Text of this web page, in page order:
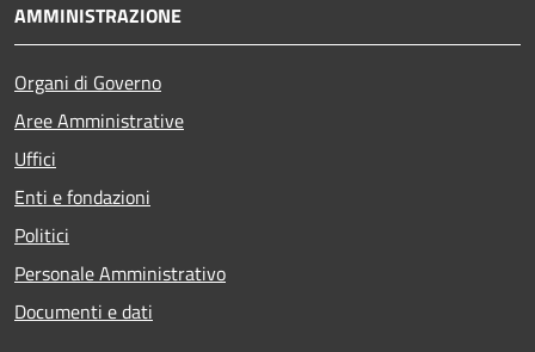
AMMINISTRAZIONE
Organi di Governo
Aree Amministrative
Uffici
Enti e fondazioni
Politici
Personale Amministrativo
Documenti e dati